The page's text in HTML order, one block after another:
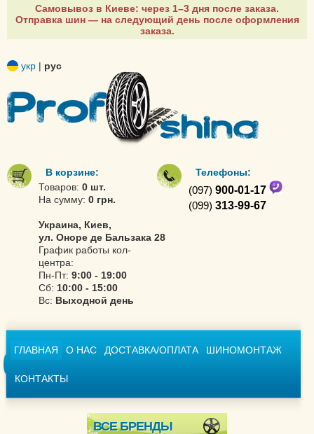
Самовывоз в Киеве: через 1–3 дня после заказа.
Отправка шин — на следующий день после оформления
заказа.
укр | рус
В корзине:
Товаров: 0 шт.
На сумму: 0 грн.
Украина, Киев,
ул. Оноре де Бальзака 28
График работы кол-
центра:
Пн-Пт: 9:00 - 19:00
Сб: 10:00 - 15:00
Вс: Выходной день
Телефоны:
(097) 900-01-17
(099) 313-99-67
ГЛАВНАЯ О НАС ДОСТАВКА/ОПЛАТА ШИНОМОНТАЖ
КОНТАКТЫ
ВСЕ БРЕНДЫ